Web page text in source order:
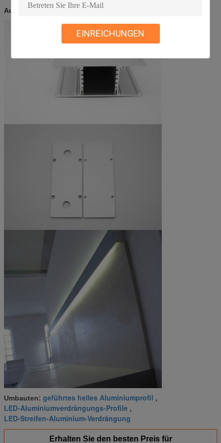
EINREICHUNGEN
Ausführliche Fotos
Umbauten: geführtes helles Aluminiumprofil ,
LED-Aluminiumverdrängungs-Profile ,
LED-Streifen-Aluminium-Verdrängung
Erhalten Sie den besten Preis für